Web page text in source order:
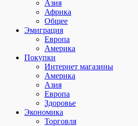
Азия
Африка
Общее
Эмиграция
Европа
Америка
Покупки
Интернет магазины
Америка
Азия
Европа
Здоровье
Экономика
Торговля